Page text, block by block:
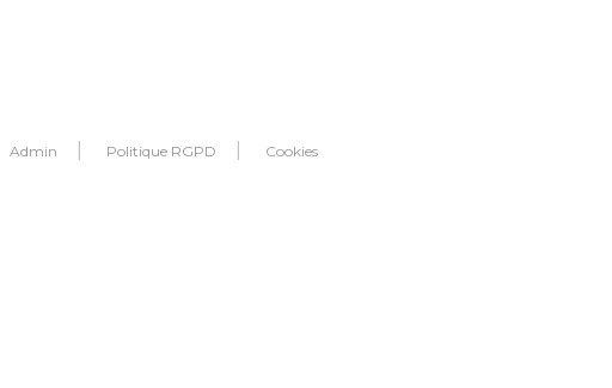
Admin Politique RGPD Cookies